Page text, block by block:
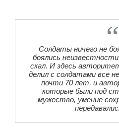
Солдаты ничего не
боялись
скал. И здесь
делил с солдатами все
почти 70 лет, и
которые были под
мужество, умение